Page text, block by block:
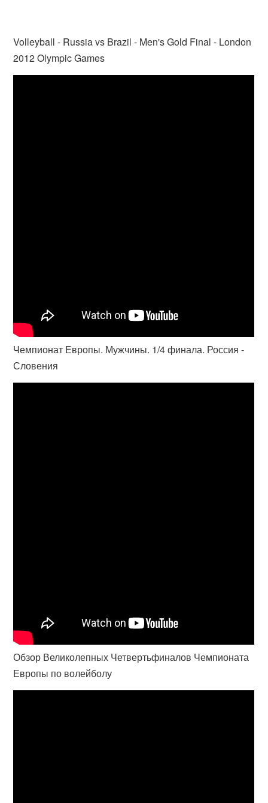
Volleyball - Russia vs Brazil - Men's Gold Final - London
2012 Olympic Games
Чемпионат Европы. Мужчины. 1/4 финала. Россия -
Словения
Обзор Великолепных Четвертьфиналов Чемпионата
Европы по волейболу